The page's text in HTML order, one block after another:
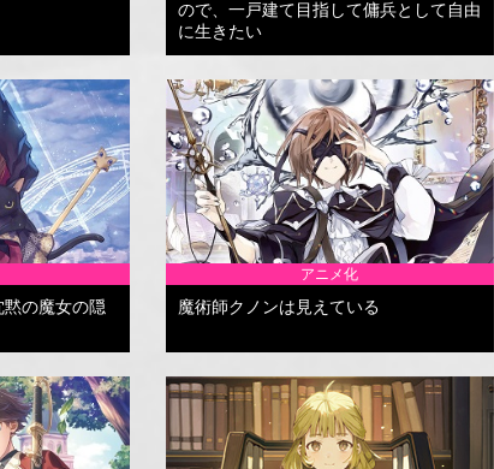
ので、一戸建て目指して傭兵として自由
に生きたい
の魔女の隠
アニメ化
魔術師クノンは見えている